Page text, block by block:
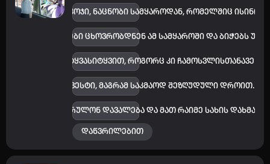
კუსუე ჰაკოჯი, ნაცნობი სამყაროდან, რომელშიც ისინი
არსებები ცხოვრობდნენ ამ სამყაროში და ბიჭებს
სიტყვასიტყვით, როგორც კი ჩამოსვლისთანავე
მან მისცა მათ ქვესტი, მაგრამ საკმაოდ შეზღუდული დროით.
ბიჭებმა დაასრულონ დავალება და მათ რაიმე სახის
დაწვრილებით